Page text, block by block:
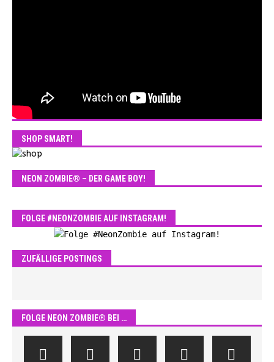
SHOP SMART!
NEON ZOMBIE® – DER GAME BOY!
FOLGE #NEONZOMBIE AUF INSTAGRAM!
ZUFÄLLIGE POSTINGS
FOLGE NEON ZOMBIE® BEI …